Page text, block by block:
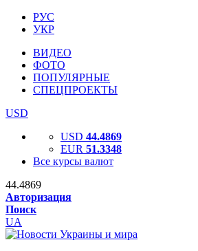
РУС
УКР
ВИДЕО
ФОТО
ПОПУЛЯРНЫЕ
СПЕЦПРОЕКТЫ
USD
USD 44.4869
EUR 51.3348
Все курсы валют
44.4869
Авторизация
Поиск
UA